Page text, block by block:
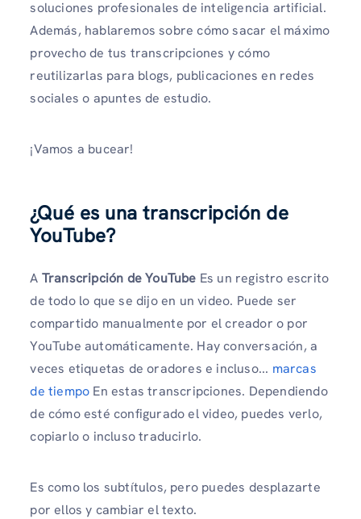
soluciones profesionales de inteligencia artificial.
Además, hablaremos sobre cómo sacar el máximo
provecho de tus transcripciones y cómo
reutilizarlas para blogs, publicaciones en redes
sociales o apuntes de estudio.
¡Vamos a bucear!
¿Qué es una transcripción de
YouTube?
A Transcripción de YouTube Es un registro escrito
de todo lo que se dijo en un video. Puede ser
compartido manualmente por el creador o por
YouTube automáticamente. Hay conversación, a
veces etiquetas de oradores e incluso... marcas
de tiempo En estas transcripciones. Dependiendo
de cómo esté configurado el video, puedes verlo,
copiarlo o incluso traducirlo.
Es como los subtítulos, pero puedes desplazarte
por ellos y cambiar el texto.